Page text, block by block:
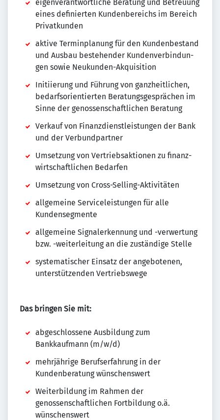
eigenverantwortliche Beratung und Betreu­ung
eines defi­nier­ten Kun­den­be­reichs im Bereich
Pri­vat­kunden
aktive Terminplanung für den Kun­den­be­stand
und Aus­bau beste­hen­der Kun­den­ver­bin­dun­
gen sowie Neu­kun­den-Akqui­sition
Initiierung und Führung von ganzheit­li­chen,
bedarfs­ori­en­tier­ten Bera­tungs­ge­sprä­chen im
Sinne der genossenschaftlichen Beratung
Verkauf von Finanzdienstleistungen der Bank
und der Ver­bund­partner
Umsetzung von Vertriebsaktionen zu finanz­
wirt­schaft­li­chen Bedarfen
Umsetzung von Cross-Selling-Aktivitäten
allgemeine Serviceleistungen für alle
Kundensegmente
allgemeine Signalerkennung und -verwertung
bzw. -weiterleitung an die zuständige Stelle
systematischer Einsatz der angebotenen,
unterstützenden Vertriebswege
Das bringen Sie mit:
abgeschlossene Ausbildung zum
Bankkaufmann (m/w/d)
mehrjährige Berufserfahrung in der
Kundenberatung wünschenswert
Weiterbildung im Rahmen der
genossenschaftlichen Fortbildung o.ä.
wünschenswert